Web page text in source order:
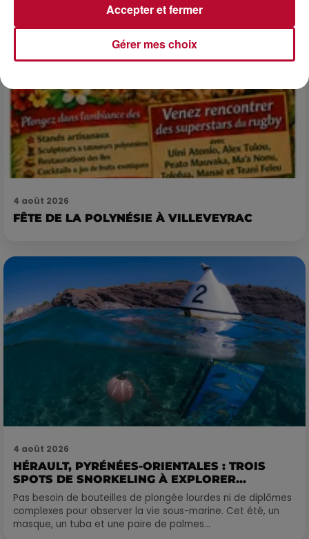
4 août 2026
FÊTE DE LA POLYNÉSIE À VILLEVEYRAC
4 août 2026
HÉRAULT, PYRÉNÉES-ORIENTALES : TROIS
SPOTS DE SNORKELING À EXPLORER...
Pas besoin de bouteilles de plongée lourdes ni de diplômes
complexes pour observer la vie sous-marine. Cet été, un
masque, un tuba et une paire de palmes...
Gérer mes choix
Accepter et fermer